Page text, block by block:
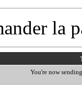
la
You're now